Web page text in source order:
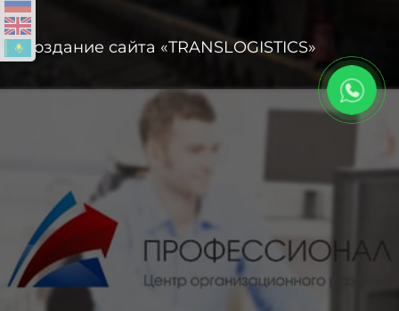
Создание сайта «TRANSLOGISTICS»